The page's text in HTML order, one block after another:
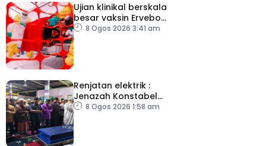
Ujian klinikal berskala
besar vaksin Ervebo
tangani wabak Ebola
8 Ogos 2026 3:41 am
Renjatan elektrik :
Jenazah Konstabel
Muhammad Raimi
8 Ogos 2026 1:58 am